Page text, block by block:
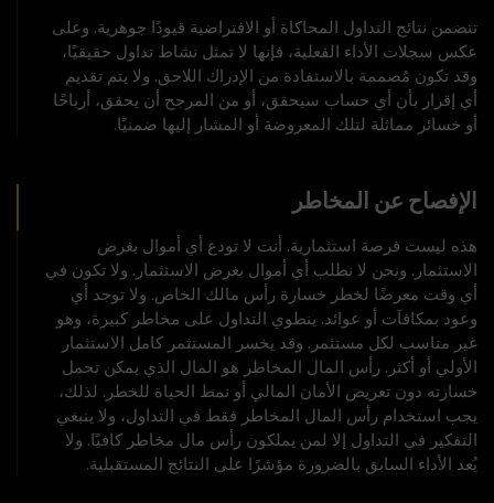
تتضمن نتائج التداول المحاكاة أو الافتراضية قيودًا جوهرية. وعلى
عكس سجلات الأداء الفعلية، فإنها لا تمثل نشاط تداول حقيقيًا،
وقد تكون مُصممة بالاستفادة من الإدراك اللاحق. ولا يتم تقديم
أي إقرار بأن أي حساب سيحقق، أو من المرجح أن يحقق، أرباحًا
أو خسائر مماثلة لتلك المعروضة أو المشار إليها ضمنيًا.
الإفصاح عن المخاطر
هذه ليست فرصة استثمارية. أنت لا تودع أي أموال بغرض
الاستثمار. ونحن لا نطلب أي أموال بغرض الاستثمار. ولا تكون في
أي وقت معرضًا لخطر خسارة رأس مالك الخاص. ولا توجد أي
وعود بمكافآت أو عوائد. ينطوي التداول على مخاطر كبيرة، وهو
غير مناسب لكل مستثمر. وقد يخسر المستثمر كامل الاستثمار
الأولي أو أكثر. رأس المال المخاطر هو المال الذي يمكن تحمل
خسارته دون تعريض الأمان المالي أو نمط الحياة للخطر. لذلك،
يجب استخدام رأس المال المخاطر فقط في التداول، ولا ينبغي
التفكير في التداول إلا لمن يملكون رأس مال مخاطر كافيًا. ولا
يُعد الأداء السابق بالضرورة مؤشرًا على النتائج المستقبلية.